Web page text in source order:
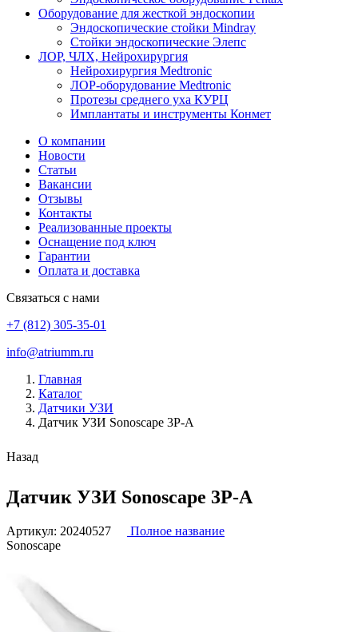
Оборудование для жесткой эндоскопии
Эндоскопические стойки Mindray
Стойки эндоскопические Элепс
ЛОР, ЧЛХ, Нейрохирургия
Нейрохирургия Medtronic
ЛОР-оборудование Medtronic
Протезы среднего уха КУРЦ
Имплантаты и инструменты Конмет
О компании
Новости
Статьи
Вакансии
Отзывы
Контакты
Реализованные проекты
Оснащение под ключ
Гарантии
Оплата и доставка
Связаться с нами
+7 (812) 305-35-01
info@atriumm.ru
Главная
Каталог
Датчики УЗИ
Датчик УЗИ Sonoscape 3P-A
Назад
Датчик УЗИ Sonoscape 3P-A
Артикул: 20240527
Полное название
Sonoscape